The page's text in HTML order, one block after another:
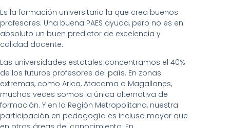
Es la formación universitaria la que crea buenos
profesores. Una buena PAES ayuda, pero no es en
absoluto un buen predictor de excelencia y
calidad docente.
Las universidades estatales concentramos el 40%
de los futuros profesores del país. En zonas
extremas, como Arica, Atacama o Magallanes,
muchas veces somos la única alternativa de
formación. Y en la Región Metropolitana, nuestra
participación en pedagogía es incluso mayor que